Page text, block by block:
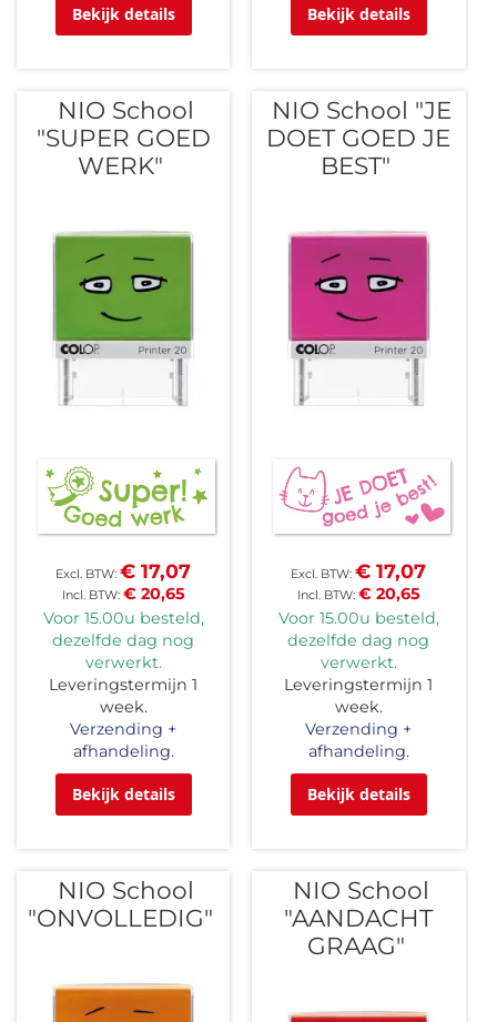
Bekijk details Bekijk details
NIO School
"SUPER GOED
WERK"
€ 20,65
€ 17,07
Voor 15.00u besteld,
dezelfde dag nog
verwerkt.
Leveringstermijn 1
week.
Verzending +
afhandeling.
Bekijk details
NIO School "JE
DOET GOED JE
BEST"
€ 20,65
€ 17,07
Voor 15.00u besteld,
dezelfde dag nog
verwerkt.
Leveringstermijn 1
week.
Verzending +
afhandeling.
Bekijk details
NIO School
"ONVOLLEDIG"
NIO School
"AANDACHT
GRAAG"